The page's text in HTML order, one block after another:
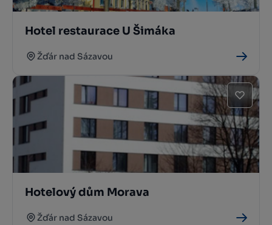
Hotel restaurace U Šimáka
Žďár nad Sázavou
Hotelový dům Morava
Žďár nad Sázavou